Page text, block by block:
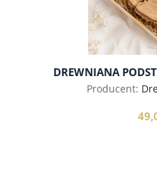
DREWNIANA
Producent: